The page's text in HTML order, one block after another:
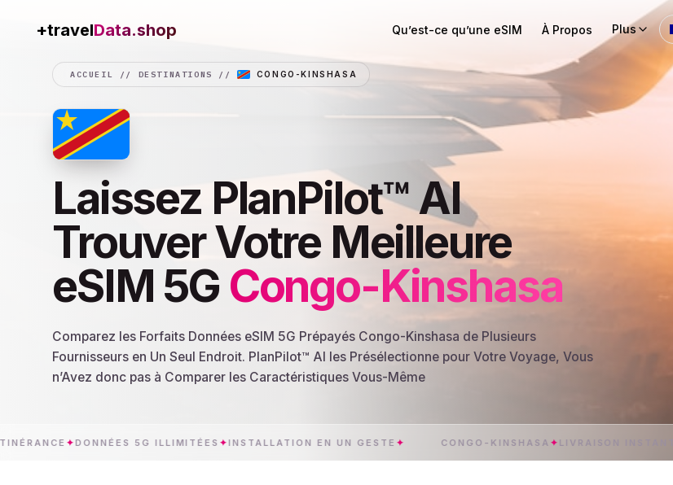
+travelData.shop Qu’est-ce qu’une eSIM À Propos Plus
ACCUEIL // DESTINATIONS // CONGO-KINSHASA
Laissez PlanPilot™ AI
Trouver Votre Meilleure
eSIM 5G Congo-Kinshasa
Comparez les Forfaits Données eSIM 5G Prépayés Congo-Kinshasa de Plusieurs
Fournisseurs en Un Seul Endroit. PlanPilot™ AI les Présélectionne pour Votre Voyage, Vous
n’Avez donc pas à Comparer les Caractéristiques Vous-Même
✦DONNÉES 5G ILLIMITÉES✦INSTALLATION EN UN GESTE✦ CONGO-KINSHASA ✦LIVRAISON INSTANTANÉE